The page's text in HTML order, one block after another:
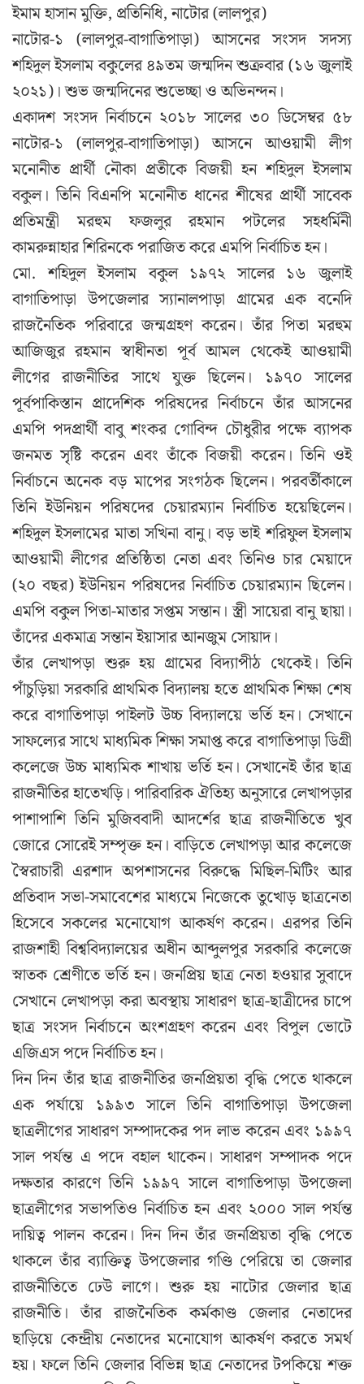
ইমাম হাসান মুক্তি, প্রতিনিধি, নাটোর (লালপুর)
নাটোর-১ (লালপুর-বাগাতিপাড়া) আসনের সংসদ সদস্য
শহিদুল ইসলাম বকুলের ৪৯তম জন্মদিন শুক্রবার (১৬ জুলাই
২০২১)। শুভ জন্মদিনের শুভেচ্ছা ও অভিনন্দন।
একাদশ সংসদ নির্বাচনে ২০১৮ সালের ৩০ ডিসেম্বর ৫৮
নাটোর-১ (লালপুর-বাগাতিপাড়া) আসনে আওয়ামী লীগ
মনোনীত প্রার্থী নৌকা প্রতীকে বিজয়ী হন শহিদুল ইসলাম
বকুল। তিনি বিএনপি মনোনীত ধানের শীষের প্রার্থী সাবেক
প্রতিমন্ত্রী মরহুম ফজলুর রহমান পটলের সহধর্মিনী
কামরুন্নাহার শিরিনকে পরাজিত করে এমপি নির্বাচিত হন।
মো. শহিদুল ইসলাম বকুল ১৯৭২ সালের ১৬ জুলাই
বাগাতিপাড়া উপজেলার স্যানালপাড়া গ্রামের এক বনেদি
রাজনৈতিক পরিবারে জন্মগ্রহণ করেন। তাঁর পিতা মরহুম
আজিজুর রহমান স্বাধীনতা পূর্ব আমল থেকেই আওয়ামী
লীগের রাজনীতির সাথে যুক্ত ছিলেন। ১৯৭০ সালের
পূর্বপাকিস্তান প্রাদেশিক পরিষদের নির্বাচনে তাঁর আসনের
এমপি পদপ্রার্থী বাবু শংকর গোবিন্দ চৌধুরীর পক্ষে ব্যাপক
জনমত সৃষ্টি করেন এবং তাঁকে বিজয়ী করেন। তিনি ওই
নির্বাচনে অনেক বড় মাপের সংগঠক ছিলেন। পরবর্তীকালে
তিনি ইউনিয়ন পরিষদের চেয়ারম্যান নির্বাচিত হয়েছিলেন।
শহিদুল ইসলামের মাতা সখিনা বানু। বড় ভাই শরিফুল ইসলাম
আওয়ামী লীগের প্রতিষ্ঠিতা নেতা এবং তিনিও চার মেয়াদে
(২০ বছর) ইউনিয়ন পরিষদের নির্বাচিত চেয়ারম্যান ছিলেন।
এমপি বকুল পিতা-মাতার সপ্তম সন্তান। স্ত্রী সায়েরা বানু ছায়া।
তাঁদের একমাত্র সন্তান ইয়াসার আনজুম সোয়াদ।
তাঁর লেখাপড়া শুরু হয় গ্রামের বিদ্যাপীঠ থেকেই। তিনি
পাঁচুড়িয়া সরকারি প্রাথমিক বিদ্যালয় হতে প্রাথমিক শিক্ষা শেষ
করে বাগাতিপাড়া পাইলট উচ্চ বিদ্যালয়ে ভর্তি হন। সেখানে
সাফল্যের সাথে মাধ্যমিক শিক্ষা সমাপ্ত করে বাগাতিপাড়া ডিগ্রী
কলেজে উচ্চ মাধ্যমিক শাখায় ভর্তি হন। সেখানেই তাঁর ছাত্র
রাজনীতির হাতেখড়ি। পারিবারিক ঐতিহ্য অনুসারে লেখাপড়ার
পাশাপাশি তিনি মুজিববাদী আদর্শের ছাত্র রাজনীতিতে খুব
জোরে সোরেই সম্পৃক্ত হন। বাড়িতে লেখাপড়া আর কলেজে
স্বৈরাচারী এরশাদ অপশাসনের বিরুদ্ধে মিছিল-মিটিং আর
প্রতিবাদ সভা-সমাবেশের মাধ্যমে নিজেকে তুখোড় ছাত্রনেতা
হিসেবে সকলের মনোযোগ আকর্ষণ করেন। এরপর তিনি
রাজশাহী বিশ্ববিদ্যালয়ের অধীন আব্দুলপুর সরকারি কলেজে
স্নাতক শ্রেণীতে ভর্তি হন। জনপ্রিয় ছাত্র নেতা হওয়ার সুবাদে
সেখানে লেখাপড়া করা অবস্থায় সাধারণ ছাত্র-ছাত্রীদের চাপে
ছাত্র সংসদ নির্বাচনে অংশগ্রহণ করেন এবং বিপুল ভোটে
এজিএস পদে নির্বাচিত হন।
দিন দিন তাঁর ছাত্র রাজনীতির জনপ্রিয়তা বৃদ্ধি পেতে থাকলে
এক পর্যায়ে ১৯৯৩ সালে তিনি বাগাতিপাড়া উপজেলা
ছাত্রলীগের সাধারণ সম্পাদকের পদ লাভ করেন এবং ১৯৯৭
সাল পর্যন্ত এ পদে বহাল থাকেন। সাধারণ সম্পাদক পদে
দক্ষতার কারণে তিনি ১৯৯৭ সালে বাগাতিপাড়া উপজেলা
ছাত্রলীগের সভাপতিও নির্বাচিত হন এবং ২০০০ সাল পর্যন্ত
দায়িত্ব পালন করেন। দিন দিন তাঁর জনপ্রিয়তা বৃদ্ধি পেতে
থাকলে তাঁর ব্যাক্তিত্ব উপজেলার গণ্ডি পেরিয়ে তা জেলার
রাজনীতিতে ঢেউ লাগে। শুরু হয় নাটোর জেলার ছাত্র
রাজনীতি। তাঁর রাজনৈতিক কর্মকাণ্ড জেলার নেতাদের
ছাড়িয়ে কেন্দ্রীয় নেতাদের মনোযোগ আকর্ষণ করতে সমর্থ
হয়। ফলে তিনি জেলার বিভিন্ন ছাত্র নেতাদের টপকিয়ে শক্ত